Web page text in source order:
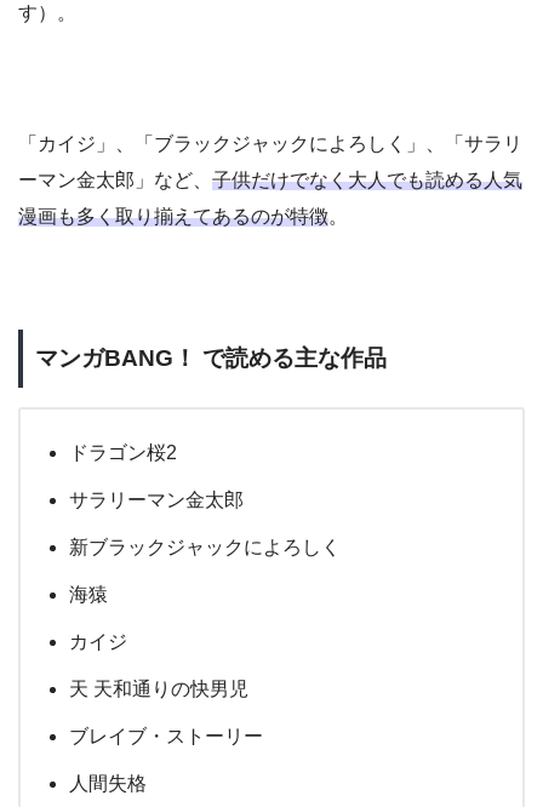
す）。
「カイジ」、「ブラックジャックによろしく」、「サラリ
ーマン金太郎」など、 子供だけでなく大人でも読める人気
漫画も多く取り揃えてあるのが特徴。
マンガBANG！ で読める主な作品
ドラゴン桜2
サラリーマン金太郎
新ブラックジャックによろしく
海猿
カイジ
天 天和通りの快男児
ブレイブ・ストーリー
人間失格